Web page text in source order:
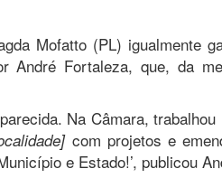
Mofatto (PL) igualmente
André Fortaleza, que, da
Na Câmara,
com projetos e
e Estado!’, publicou